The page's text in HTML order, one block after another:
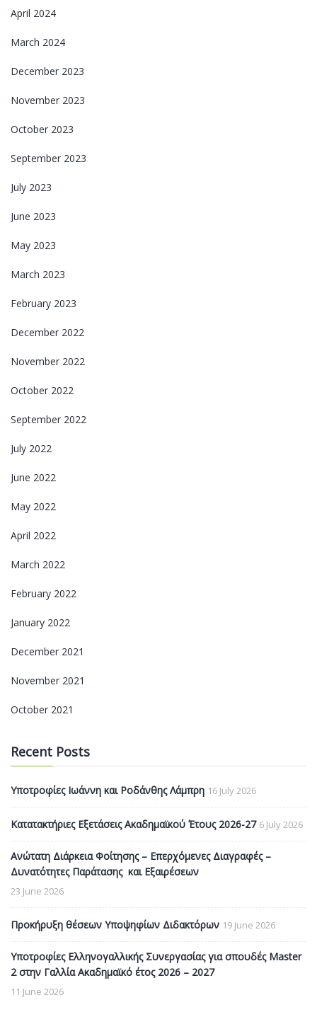
April 2024
March 2024
December 2023
November 2023
October 2023
September 2023
July 2023
June 2023
May 2023
March 2023
February 2023
December 2022
November 2022
October 2022
September 2022
July 2022
June 2022
May 2022
April 2022
March 2022
February 2022
January 2022
December 2021
November 2021
October 2021
Recent Posts
Υποτροφίες Ιωάννη και Ροδάνθης Λάμπρη 16 July 2026
Κατατακτήριες Εξετάσεις Ακαδημαϊκού Έτους 2026-27 6 July 2026
Ανώτατη Διάρκεια Φοίτησης – Επερχόμενες Διαγραφές –
Δυνατότητες Παράτασης και Εξαιρέσεων
23 June 2026
Προκήρυξη θέσεων Υποψηφίων Διδακτόρων 19 June 2026
Υποτροφίες Ελληνογαλλικής Συνεργασίας για σπουδές Master
2 στην Γαλλία Ακαδημαϊκό έτος 2026 – 2027
11 June 2026